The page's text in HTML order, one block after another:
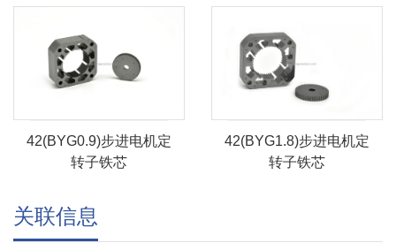
42(BYG0.9)步进电机定
转子铁芯
42(BYG1.8)步进电机定
转子铁芯
关联信息